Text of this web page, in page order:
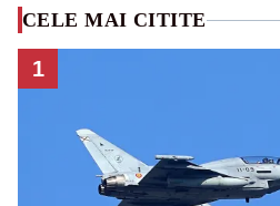
CELE MAI CITITE
1